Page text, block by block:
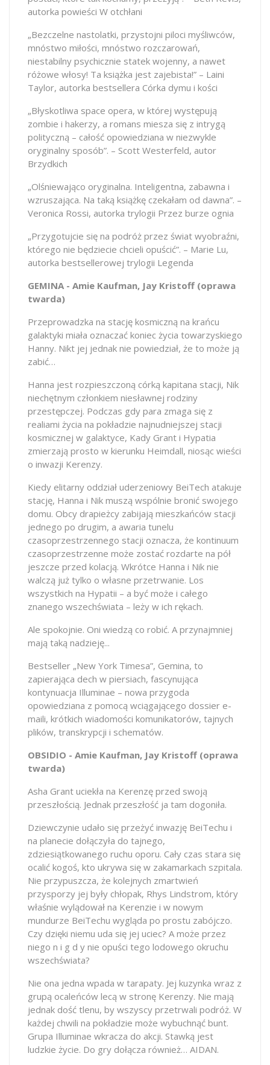
autorka powieści W otchłani
„Bezczelne nastolatki, przystojni piloci myśliwców,
mnóstwo miłości, mnóstwo rozczarowań,
niestabilny psychicznie statek wojenny, a nawet
różowe włosy! Ta książka jest zajebista!” – Laini
Taylor, autorka bestsellera Córka dymu i kości
„Błyskotliwa space opera, w której występują
zombie i hakerzy, a romans miesza się z intrygą
polityczną – całość opowiedziana w niezwykle
oryginalny sposób”. – Scott Westerfeld, autor
Brzydkich
„Olśniewająco oryginalna. Inteligentna, zabawna i
wzruszająca. Na taką książkę czekałam od dawna”. –
Veronica Rossi, autorka trylogii Przez burze ognia
„Przygotujcie się na podróż przez świat wyobraźni,
którego nie będziecie chcieli opuścić”. – Marie Lu,
autorka bestsellerowej trylogii Legenda
GEMINA - Amie Kaufman, Jay Kristoff (oprawa
twarda)
Przeprowadzka na stację kosmiczną na krańcu
galaktyki miała oznaczać koniec życia towarzyskiego
Hanny. Nikt jej jednak nie powiedział, że to może ją
zabić…
Hanna jest rozpieszczoną córką kapitana stacji, Nik
niechętnym członkiem niesławnej rodziny
przestępczej. Podczas gdy para zmaga się z
realiami życia na pokładzie najnudniejszej stacji
kosmicznej w galaktyce, Kady Grant i Hypatia
zmierzają prosto w kierunku Heimdall, niosąc wieści
o inwazji Kerenzy.
Kiedy elitarny oddział uderzeniowy BeiTech atakuje
stację, Hanna i Nik muszą wspólnie bronić swojego
domu. Obcy drapieżcy zabijają mieszkańców stacji
jednego po drugim, a awaria tunelu
czasoprzestrzennego stacji oznacza, że ​​kontinuum
czasoprzestrzenne może zostać rozdarte na pół
jeszcze przed kolacją. Wkrótce Hanna i Nik nie
walczą już tylko o własne przetrwanie. Los
wszystkich na Hypatii – a być może i całego
znanego wszechświata – leży w ich rękach.
Ale spokojnie. Oni wiedzą co robić. A przynajmniej
mają taką nadzieję...
Bestseller „New York Timesa”, Gemina, to
zapierająca dech w piersiach, fascynująca
kontynuacja Illuminae – nowa przygoda
opowiedziana z pomocą wciągającego dossier e-
maili, krótkich wiadomości komunikatorów, tajnych
plików, transkrypcji i schematów.
OBSIDIO - Amie Kaufman, Jay Kristoff (oprawa
twarda)
Asha Grant uciekła na Kerenzę przed swoją
przeszłością. Jednak przeszłość ja tam dogoniła.
Dziewczynie udało się przeżyć inwazję BeiTechu i
na planecie dołączyła do tajnego,
zdziesiątkowanego ruchu oporu. Cały czas stara się
ocalić kogoś, kto ukrywa się w zakamarkach szpitala.
Nie przypuszcza, że kolejnych zmartwień
przysporzy jej były chłopak, Rhys Lindstrom, który
właśnie wylądował na Kerenzie i w nowym
mundurze BeiTechu wygląda po prostu zabójczo.
Czy dzięki niemu uda się jej uciec? A może przez
niego n i g d y nie opuści tego lodowego okruchu
wszechświata?
Nie ona jedna wpada w tarapaty. Jej kuzynka wraz z
grupą ocaleńców lecą w stronę Kerenzy. Nie mają
jednak dość tlenu, by wszyscy przetrwali podróż. W
każdej chwili na pokładzie może wybuchnąć bunt.
Grupa Illuminae wkracza do akcji. Stawką jest
ludzkie życie. Do gry dołącza również… AIDAN.